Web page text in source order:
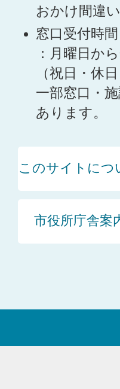
おかけ間違
窓口受付時間
：月曜日か
（祝日・休
一部窓口・
あります。
このサイトにつ
市役所庁舎案